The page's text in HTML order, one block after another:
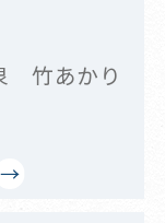
竹あかり